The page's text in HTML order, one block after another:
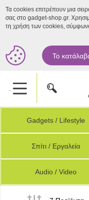
Τα cookies επιτρέπουν μια
σας στο gadget-shop.gr.
τη χρήση των cookies, σύμφωνα
Το
.
Gadgets / Lifestyle
Σπίτι / Εργαλεία
Audio / Video